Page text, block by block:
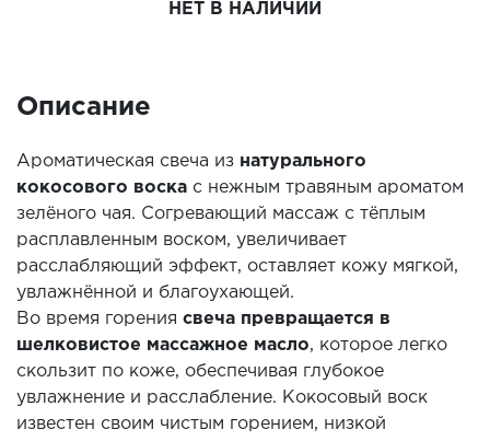
НЕТ В НАЛИЧИИ
Описание
Ароматическая свеча из натурального
кокосового воска с нежным травяным ароматом
зелёного чая. Согревающий массаж с тёплым
расплавленным воском, увеличивает
расслабляющий эффект, оставляет кожу мягкой,
увлажнённой и благоухающей.
Во время горения свеча превращается в
шелковистое массажное масло, которое легко
скользит по коже, обеспечивая глубокое
увлажнение и расслабление. Кокосовый воск
известен своим чистым горением, низкой